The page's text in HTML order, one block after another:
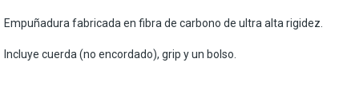
Empuñadura fabricada en fibra de carbono de ultra alta rigidez.
Incluye cuerda (no encordado), grip y un bolso.